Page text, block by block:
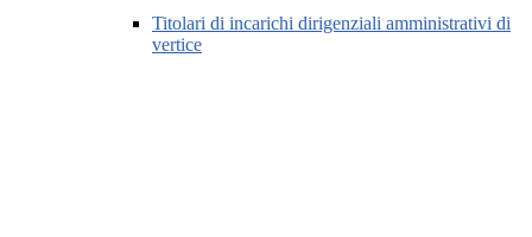
Titolari di incarichi dirigenziali amministrativi di
vertice